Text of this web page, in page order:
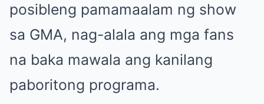
posibleng pamamaalam ng show
sa GMA, nag-alala ang mga fans
na baka mawala ang kanilang
paboritong programa.